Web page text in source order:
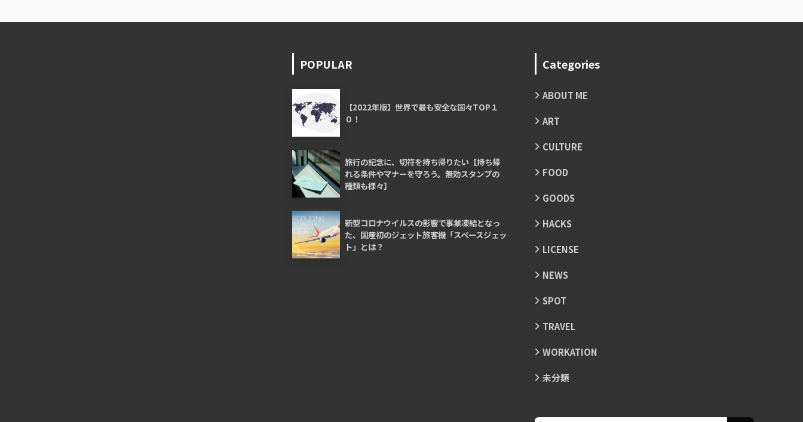
POPULAR
【2022年版】世界で最も安全な国々TOP１
０！
旅行の記念に、切符を持ち帰りたい【持ち帰
れる条件やマナーを守ろう。無効スタンプの
種類も様々】
新型コロナウイルスの影響で事業凍結となっ
た、国産初のジェット旅客機「スペースジェッ
ト」とは？
Categories
ABOUT ME
ART
CULTURE
FOOD
GOODS
HACKS
LICENSE
NEWS
SPOT
TRAVEL
WORKATION
未分類